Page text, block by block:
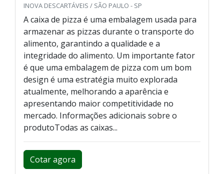
INOVA DESCARTÁVEIS / SÃO PAULO - SP
A caixa de pizza é uma embalagem usada para
armazenar as pizzas durante o transporte do
alimento, garantindo a qualidade e a
integridade do alimento. Um importante fator
é que uma embalagem de pizza com um bom
design é uma estratégia muito explorada
atualmente, melhorando a aparência e
apresentando maior competitividade no
mercado. Informações adicionais sobre o
produtoTodas as caixas...
Cotar agora